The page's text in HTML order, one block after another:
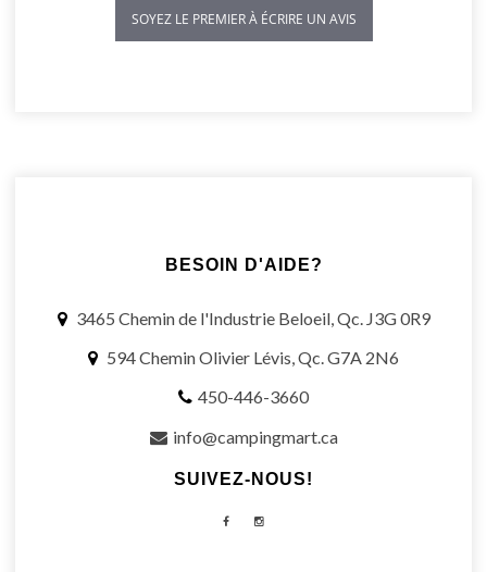
SOYEZ LE PREMIER À ÉCRIRE UN AVIS
BESOIN D'AIDE?
3465 Chemin de l'Industrie Beloeil, Qc. J3G 0R9
594 Chemin Olivier Lévis, Qc. G7A 2N6
450-446-3660
info@campingmart.ca
SUIVEZ-NOUS!
FacebookInstagram